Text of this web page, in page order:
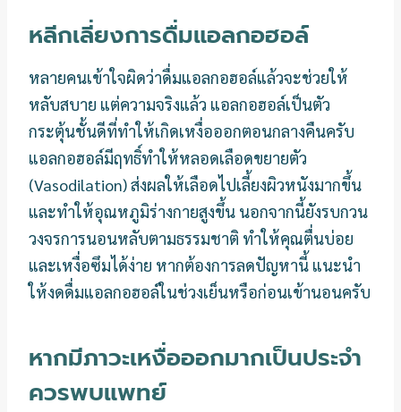
หลีกเลี่ยงการดื่มแอลกอฮอล์
หลายคนเข้าใจผิดว่าดื่มแอลกอฮอล์แล้วจะช่วยให้
หลับสบาย แต่ความจริงแล้ว แอลกอฮอล์เป็นตัว
กระตุ้นชั้นดีที่ทำให้เกิดเหงื่อออกตอนกลางคืนครับ
แอลกอฮอล์มีฤทธิ์ทำให้หลอดเลือดขยายตัว
(Vasodilation) ส่งผลให้เลือดไปเลี้ยงผิวหนังมากขึ้น
และทำให้อุณหภูมิร่างกายสูงขึ้น นอกจากนี้ยังรบกวน
วงจรการนอนหลับตามธรรมชาติ ทำให้คุณตื่นบ่อย
และเหงื่อซึมได้ง่าย หากต้องการลดปัญหานี้ แนะนำ
ให้งดดื่มแอลกอฮอล์ในช่วงเย็นหรือก่อนเข้านอนครับ
หากมีภาวะเหงื่อออกมากเป็นประจำ
ควรพบแพทย์